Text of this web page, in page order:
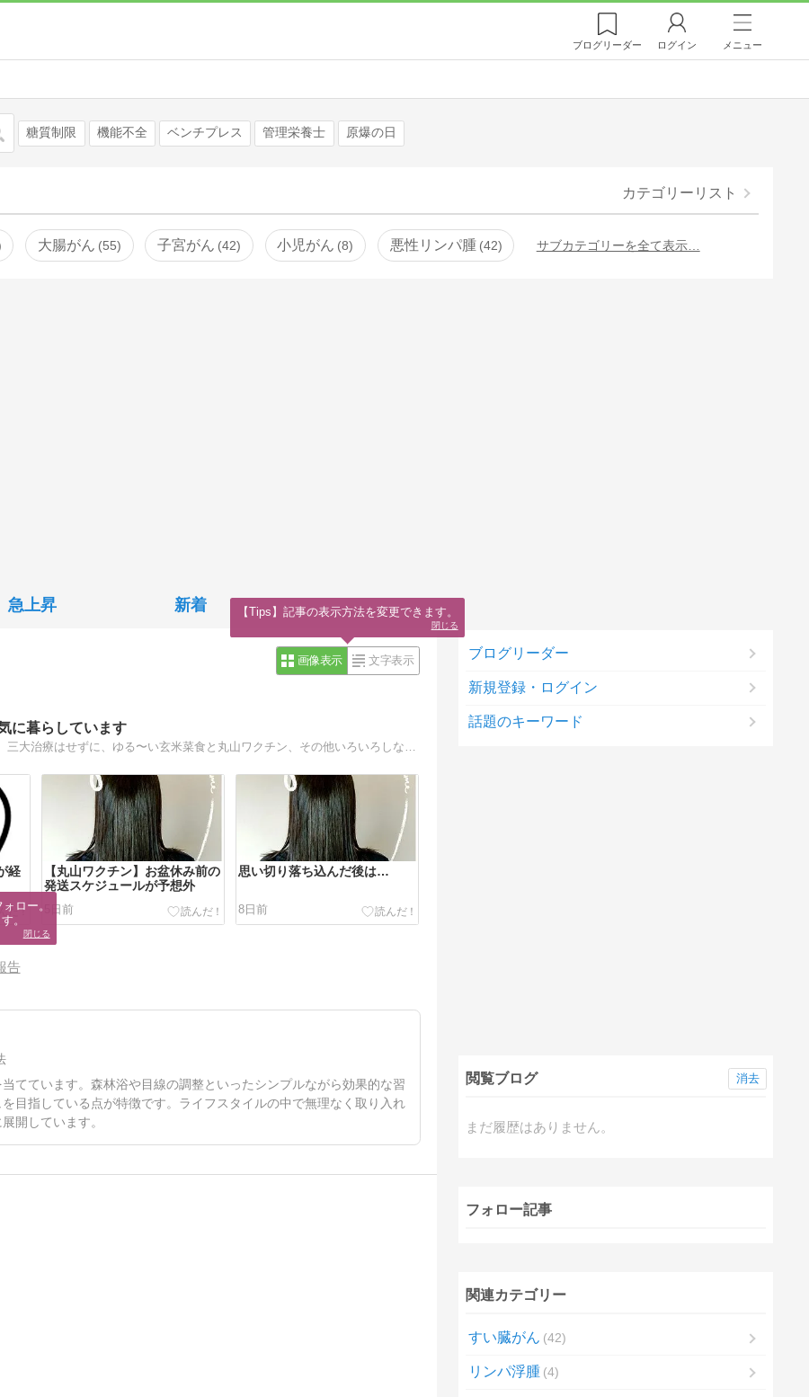
ブログリーダー ログイン メニュー
索 糖質制限 機能不全 ベンチプレス 管理栄養士 原爆の日
カテゴリーリスト
大腸がん 55 子宮がん 42 小児がん 8 悪性リンパ腫 42 サブカテゴリーを全て表示…
急上昇 新着
画像表示 文字表示
に暮らしています
経
【丸山ワクチン】お盆休み前の
発送スケジュールが予想外
5日前
思い切り落ち込んだ後は…
8日前
告
てています。森林浴や目線の調整といったシンプルながら効果的な習
目指している点が特徴です。ライフスタイルの中で無理なく取り入れ
開しています。
ブログリーダー
新規登録・ログイン
話題のキーワード
閲覧ブログ
まだ履歴はありません。
消去
フォロー記事
関連カテゴリー
すい臓がん 42
リンパ浮腫 4
ロー。
。
閉じる
【Tips】記事の表示方法を変更できます。
閉じる